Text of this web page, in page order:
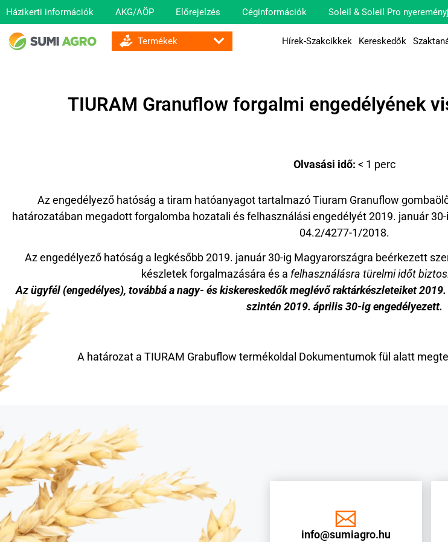
Házikerti információk AKG/AÖP Előrejelzés Céginformációk Soleil & Soleil Pro
Hírek-Szakcikkek Kereskedők
TIURAM Granuflow forgalmi engedélyének
Olvasási idő: < 1 perc
Az engedélyező hatóság a tiram hatóanyagot tartalmazó Tiuram Granuflow
határozatában megadott forgalomba hozatali és felhasználási engedélyét 2019. január
04.2/4277-1/2018.
Az engedélyező hatóság a legkésőbb 2019. január 30-ig Magyarországra beérkezett
készletek forgalmazására és a felhasználásra türelmi időt
Az ügyfél (engedélyes), továbbá a nagy- és kiskereskedők meglévő raktárkészleteiket
szintén 2019. április 30-ig engedélyezett.
A határozat a TIURAM Grabuflow termékoldal Dokumentumok fül alatt
info@sumiagro.hu